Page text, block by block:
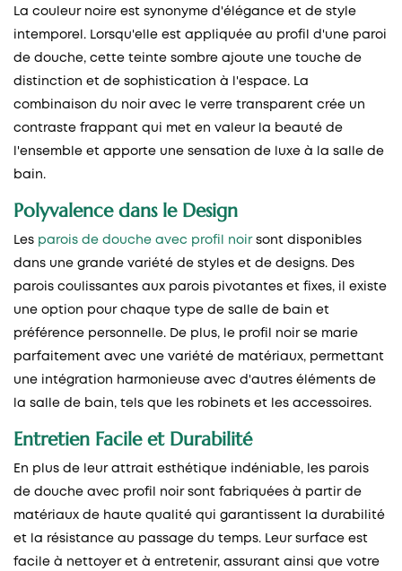
La couleur noire est synonyme d'élégance et de style
intemporel. Lorsqu'elle est appliquée au profil d'une paroi
de douche, cette teinte sombre ajoute une touche de
distinction et de sophistication à l'espace. La
combinaison du noir avec le verre transparent crée un
contraste frappant qui met en valeur la beauté de
l'ensemble et apporte une sensation de luxe à la salle de
bain.
Polyvalence dans le Design
Les parois de douche avec profil noirsont disponibles
dans une grande variété de styles et de designs. Des
parois coulissantes aux parois pivotantes et fixes, il existe
une option pour chaque type de salle de bain et
préférence personnelle. De plus, le profil noir se marie
parfaitement avec une variété de matériaux, permettant
une intégration harmonieuse avec d'autres éléments de
la salle de bain, tels que les robinets et les accessoires.
Entretien Facile et Durabilité
En plus de leur attrait esthétique indéniable, les parois
de douche avec profil noir sont fabriquées à partir de
matériaux de haute qualité qui garantissent la durabilité
et la résistance au passage du temps. Leur surface est
facile à nettoyer et à entretenir, assurant ainsi que votre